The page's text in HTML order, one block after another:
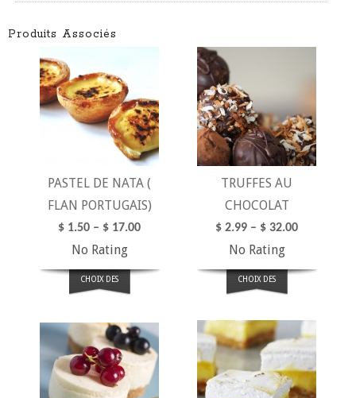
Produits Associés
PASTEL DE NATA (
FLAN PORTUGAIS)
$ 1.50 – $ 17.00
No Rating
CHOIX DES
TRUFFES AU
CHOCOLAT
$ 2.99 – $ 32.00
No Rating
CHOIX DES